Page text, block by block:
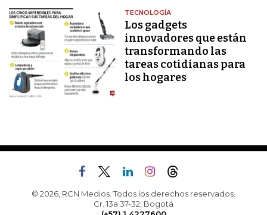
TECNOLOGÍA
Los gadgets
innovadores que están
transformando las
tareas cotidianas para
los hogares
© 2026, RCN Medios. Todos los derechos reservados.
Cr. 13a 37-32, Bogotá